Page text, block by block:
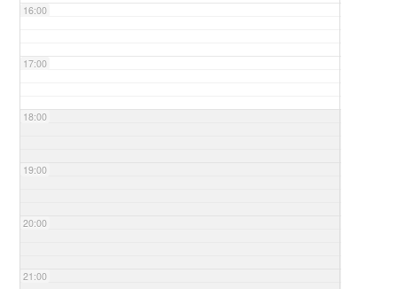
16:00
17:00
18:00
19:00
20:00
21:00